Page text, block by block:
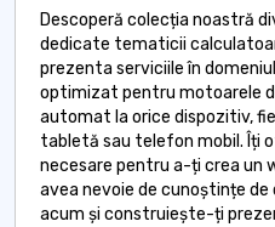
Descoperă colecția noastră
dedicate tematicii
prezenta serviciile în
optimizat pentru motoarele
automat la orice dispozitiv,
tabletă sau telefon mobil. Îți
necesare pentru a-ți crea un
avea nevoie de cunoștințe de
acum și construiește-ți